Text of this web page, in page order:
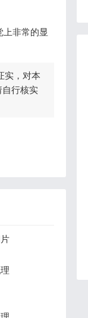
非常的显
实，对本
自行核实